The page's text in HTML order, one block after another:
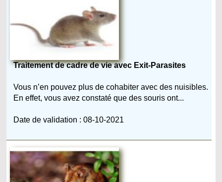
Traitement de cadre de vie avec Exit-Parasites
Vous n’en pouvez plus de cohabiter avec des nuisibles.
En effet, vous avez constaté que des souris ont...
Date de validation : 08-10-2021